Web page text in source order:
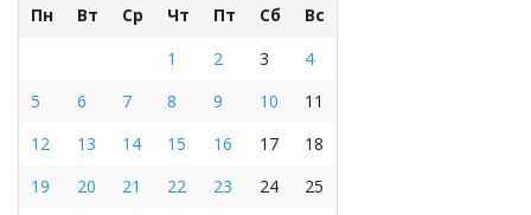
Пн Вт Ср Чт Пт Сб
Вс
1
2 3
4
5
6 7 8 9 10
11
12
13 14 15 16 17
18
19
20 21 22 23 24
25